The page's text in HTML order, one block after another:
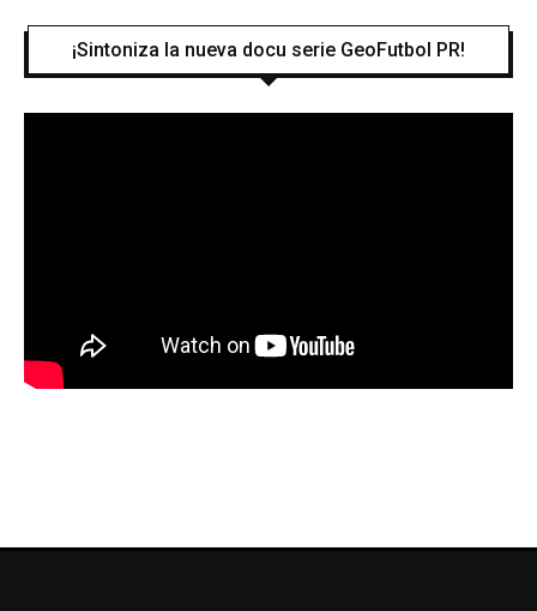
¡Sintoniza la nueva docu serie GeoFutbol PR!